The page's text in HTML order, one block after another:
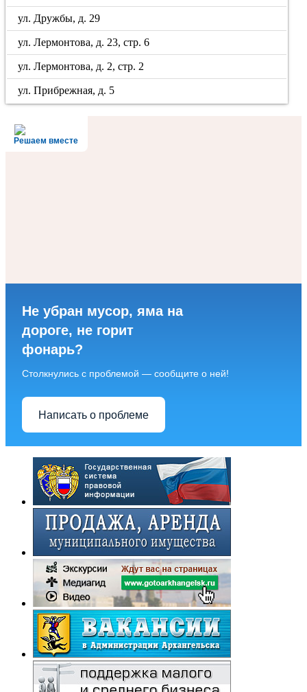
ул. Дружбы, д. 29
ул. Лермонтова, д. 23, стр. 6
ул. Лермонтова, д. 2, стр. 2
ул. Прибрежная, д. 5
Решаем вместе
Не убран мусор, яма на
дороге, не горит
фонарь?
Столкнулись с проблемой — сообщите о ней!
Написать о проблеме